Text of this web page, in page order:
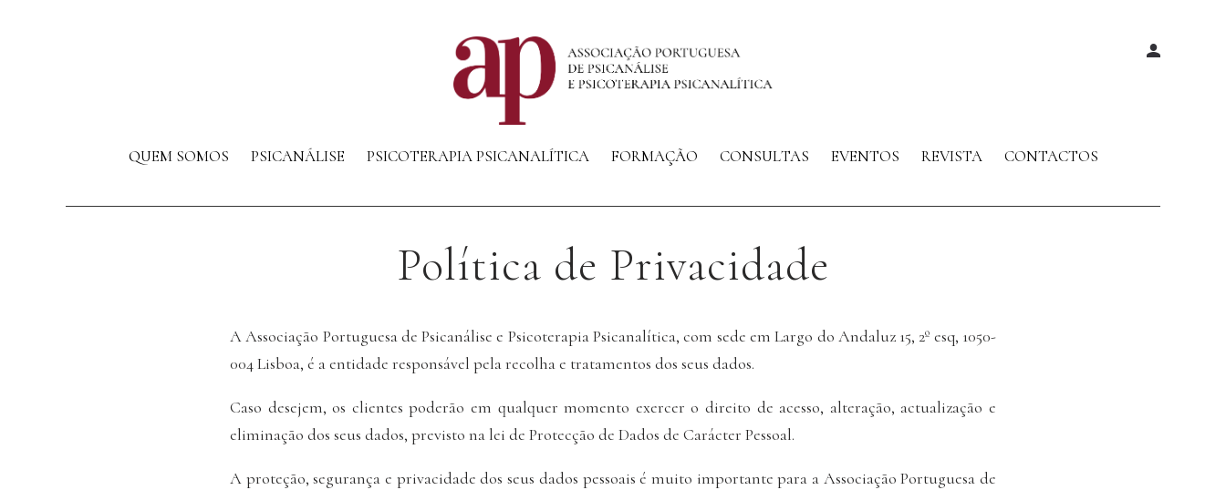
QUEM SOMOS PSICANÁLISE PSICOTERAPIA PSICANALÍTICA FORMAÇÃO CONSULTAS EVENTOS REVISTA CONTACTOS
Política de Privacidade
A Associação Portuguesa de Psicanálise e Psicoterapia Psicanalítica, com sede em Largo do Andaluz 15, 2º esq, 1050-
004 Lisboa, é a entidade responsável pela recolha e tratamentos dos seus dados.
Caso desejem, os clientes poderão em qualquer momento exercer o direito de acesso, alteração, actualização e
eliminação dos seus dados, previsto na lei de Protecção de Dados de Carácter Pessoal.
A proteção, segurança e privacidade dos seus dados pessoais é muito importante para a Associação Portuguesa de